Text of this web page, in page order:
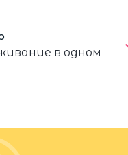
в одном